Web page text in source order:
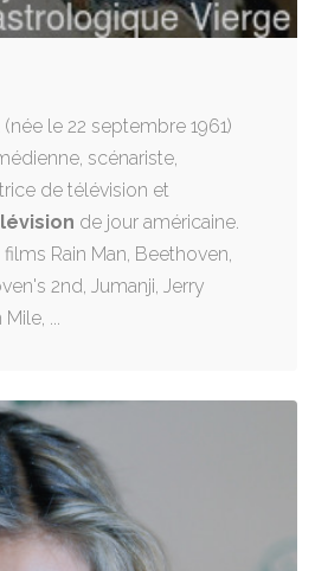
le 22 septembre 1961)
scénariste,
de télévision et
de jour américaine.
Rain Man, Beethoven,
2nd, Jumanji, Jerry
...